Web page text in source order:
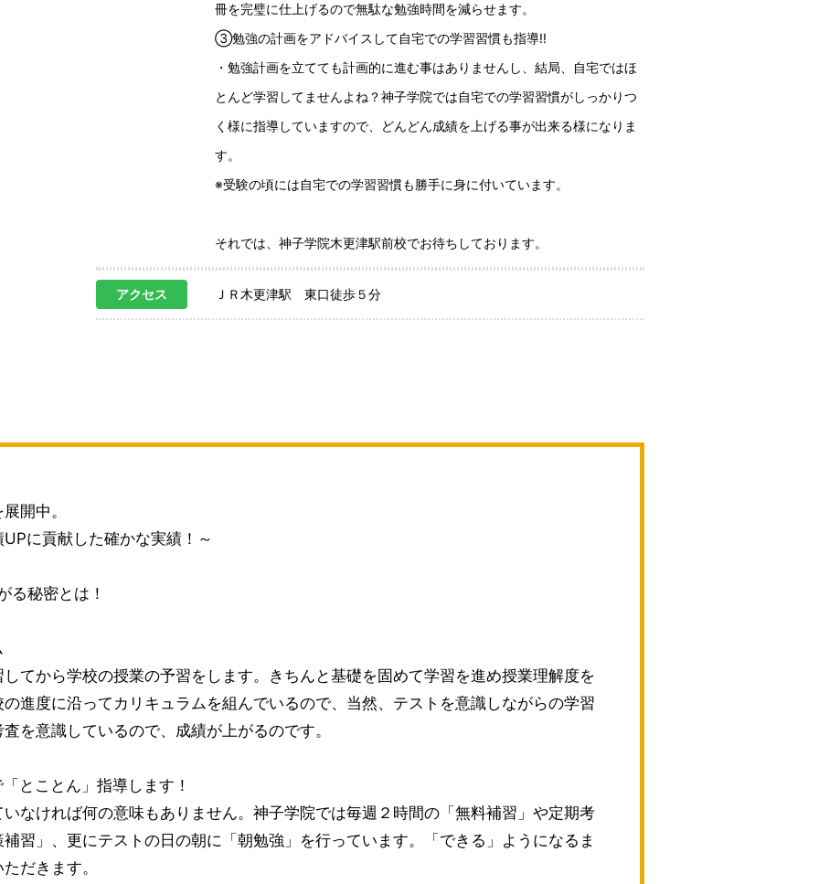
冊を完璧に仕上げるので無駄な勉強時間を減らせます。
③勉強の計画をアドバイスして自宅での学習習慣も指導!!
・勉強計画を立てても計画的に進む事はありませんし、結局、自宅ではほ
とんど学習してませんよね？神子学院では自宅での学習習慣がしっかりつ
く様に指導していますので、どんどん成績を上げる事が出来る様になりま
す。
※受験の頃には自宅での学習習慣も勝手に身に付いています。
それでは、神子学院木更津駅前校でお待ちしております。
アクセス ＪＲ木更津駅 東口徒歩５分
開中。
に貢献した確かな実績！～
る秘密とは！
してから学校の授業の予習をします。きちんと基礎を固めて学習を進め授業理解度を
進度に沿ってカリキュラムを組んでいるので、当然、テストを意識しながらの学習
を意識しているので、成績が上がるのです。
とことん」指導します！
いなければ何の意味もありません。神子学院では毎週２時間の「無料補習」や定期考
習」、更にテストの日の朝に「朝勉強」を行っています。「できる」ようになるま
だきます。